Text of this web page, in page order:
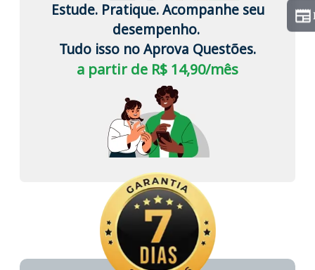
Estude. Pratique. Acompanhe seu
desempenho.
Tudo isso no Aprova Questões.
a partir de R$ 14,90/mês